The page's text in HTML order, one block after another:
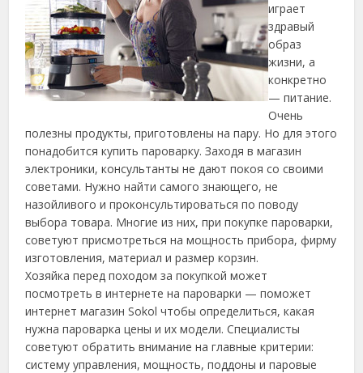
играет
здравый
образ
жизни, а
конкретно
— питание.
Очень
полезны продукты, приготовлены на пару. Но для этого
понадобится купить пароварку. Заходя в магазин
электроники, консультанты не дают покоя со своими
советами. Нужно найти самого знающего, не
назойливого и проконсультироваться по поводу
выбора товара. Многие из них, при покупке пароварки,
советуют присмотреться на мощность прибора, фирму
изготовления, материал и размер корзин.
Хозяйка перед походом за покупкой может
посмотреть в интернете на пароварки — поможет
интернет магазин Sokol чтобы определиться, какая
нужна пароварка цены и их модели. Специалисты
советуют обратить внимание на главные критерии:
систему управления, мощность, поддоны и паровые